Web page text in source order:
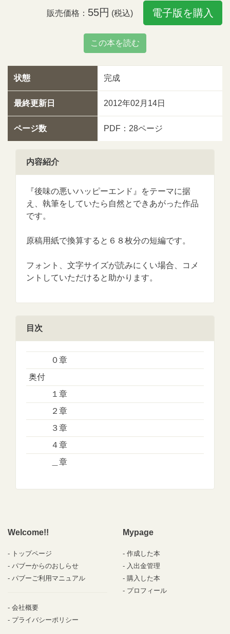
販売価格： 55円 (税込) 電子版を購入
この本を読む
状態 完成
最終更新日 2012年02月14日
ページ数 PDF：28ページ
内容紹介
『後味の悪いハッピーエンド』をテーマに据
え、執筆をしていたら自然とできあがった作品
です。
原稿用紙で換算すると６８枚分の短編です。
フォント、文字サイズが読みにくい場合、コメ
ントしていただけると助かります。
目次
０章
奥付
１章
２章
３章
４章
＿章
Welcome!!
トップページ
パブーからのおしらせ
パブーご利用マニュアル
会社概要
プライバシーポリシー
Mypage
作成した本
入出金管理
購入した本
プロフィール